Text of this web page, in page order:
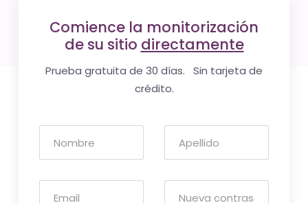
Comience la monitorización
de su sitio directamente
Prueba gratuita de 30 días. Sin tarjeta de
crédito.